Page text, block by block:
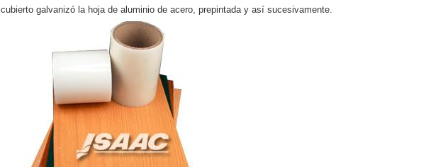
cubierto galvanizó la hoja de aluminio de acero, prepintada y así sucesivamente.